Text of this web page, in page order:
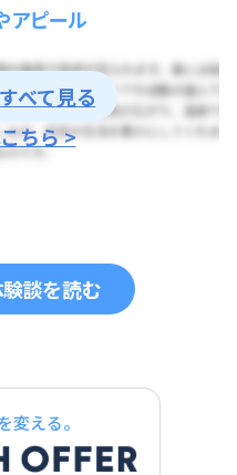
アピール
べて見る
ちら >
談を読む
変える。